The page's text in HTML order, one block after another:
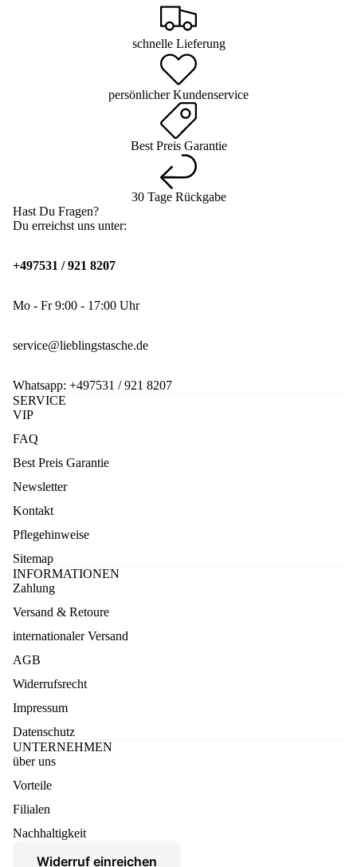
schnelle Lieferung
persönlicher Kundenservice
Best Preis Garantie
30 Tage Rückgabe
Hast Du Fragen?
Du erreichst uns unter:
+497531 / 921 8207
Mo - Fr 9:00 - 17:00 Uhr
service@lieblingstasche.de
Whatsapp: +497531 / 921 8207
SERVICE
VIP
FAQ
Best Preis Garantie
Newsletter
Kontakt
Pflegehinweise
Sitemap
INFORMATIONEN
Zahlung
Versand & Retoure
internationaler Versand
AGB
Widerrufsrecht
Impressum
Datenschutz
UNTERNEHMEN
über uns
Vorteile
Filialen
Nachhaltigkeit
Widerruf einreichen